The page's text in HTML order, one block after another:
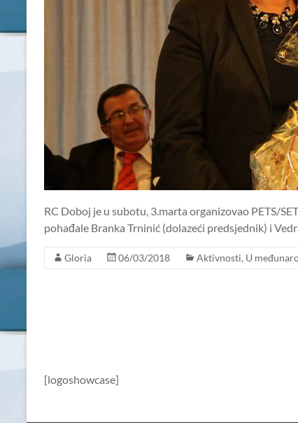
RC Doboj je u subotu, 3.marta organizovao PETS/
pohađale Branka Trninić (dolazeći predsjednik) i
Gloria 06/03/2018 Aktivnosti, U
[logoshowcase]